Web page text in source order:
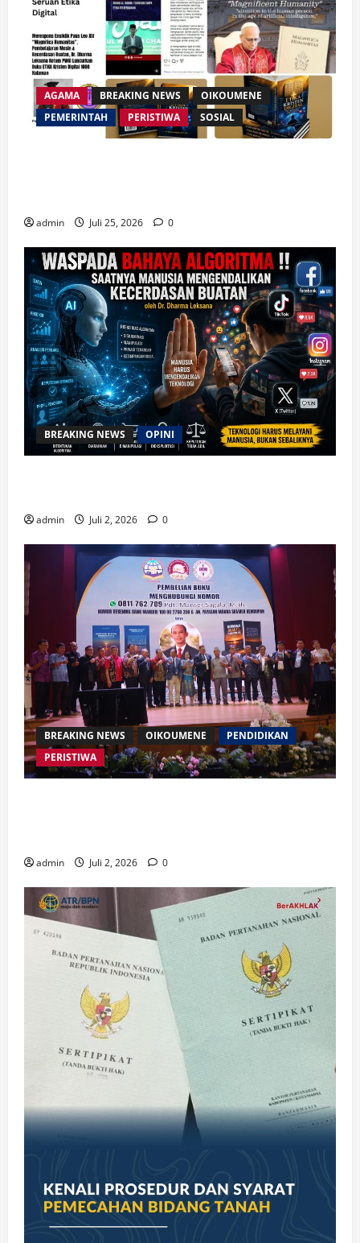
AGAMA BREAKING NEWS
OIKOUMENE
PEMERINTAH
PERISTIWA SOSIAL
admin Juli 25, 2026 0
BREAKING NEWS OPINI
admin Juli 2, 2026 0
BREAKING NEWS OIKOUMENE
PENDIDIKAN
PERISTIWA
admin Juli 2, 2026 0